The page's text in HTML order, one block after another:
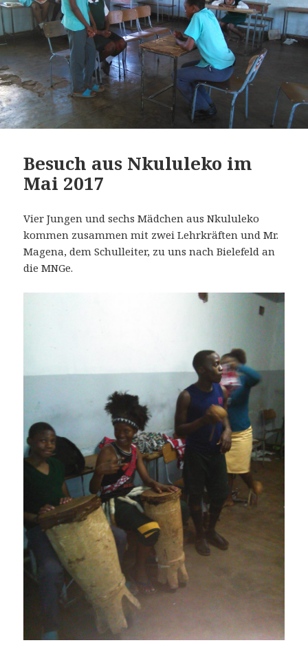
Besuch aus Nkululeko im
Mai 2017
Vier Jungen und sechs Mädchen aus Nkululeko
kommen zusammen mit zwei Lehrkräften und Mr.
Magena, dem Schulleiter, zu uns nach Bielefeld an
die MNGe.